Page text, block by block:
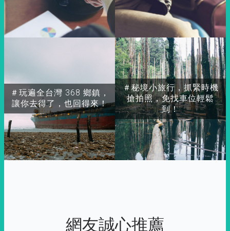
＃玩遍全台灣 368 鄉鎮，
讓你去得了，也回得來！
＃秘境小旅行，抓緊時機
搶拍照，免找車位輕鬆
到！
網友誠心推薦